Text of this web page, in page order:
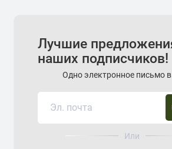
Лучшие
наших подписчиков!
Одно электронное письмо
Или